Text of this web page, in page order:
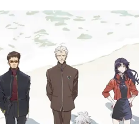
アニメ映画一覧
実写化映画一覧
男性声優/女性声優